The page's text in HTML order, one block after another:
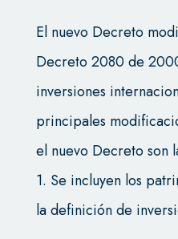
El nuevo Decreto
Decreto 2080 de
inversiones
principales
el nuevo Decreto son
1. Se incluyen los
la definición de